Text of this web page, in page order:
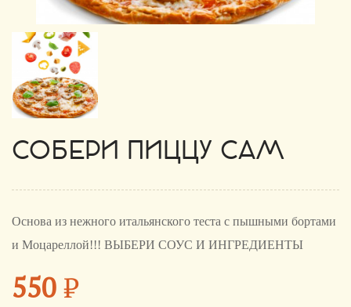
СОБЕРИ ПИЦЦУ САМ
Основа из нежного итальянского теста с пышными бортами
и Моцареллой!!! ВЫБЕРИ СОУС И ИНГРЕДИЕНТЫ
550₽